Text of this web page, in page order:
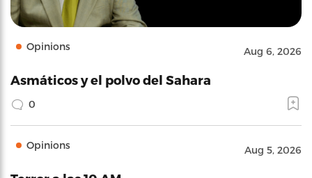
Opinions Aug 6, 2026
Asmáticos y el polvo del Sahara
0
Opinions Aug 5, 2026